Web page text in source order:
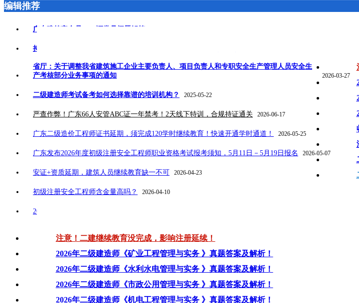
编辑推荐
广东建筑安全员ABC证常见问题解答
持证 = 月薪 1.8 万 + 落户加分！注册安全工程师凭什么成为职场 “黄金证书”？
省厅：关于调整我省建筑施工企业主要负责人、项目负责人和专职安全生产管理人员安全生
产考核部分业务事项的通知
2026-03-27
二级建造师考试备考如何选择靠谱的培训机构？ 2025-05-22
严查作弊！广东66人安管ABC证一年禁考！2天线下特训，合规持证通关 2026-06-17
广东二级造价工程师证书延期，须完成120学时继续教育！快速开通学时通道！ 2026-05-25
广东发布2026年度初级注册安全工程师职业资格考试报考须知，5月11日－5月19日报名 2026-05-07
安证+资质延期，建筑人员继续教育缺一不可 2026-04-23
初级注册安全工程师含金量高吗？ 2026-04-10
2026年广东二建报考网址，附完整网报流程！
注意！二建继续教育没完成，影响注册延续！
2026年二级建造师《矿业工程管理与实务 》真题答案及解析！
2026年二级建造师《水利水电管理与实务 》真题答案及解析！
2026年二级建造师《市政公用管理与实务 》真题答案及解析！
2026年二级建造师《机电工程管理与实务 》真题答案及解析！